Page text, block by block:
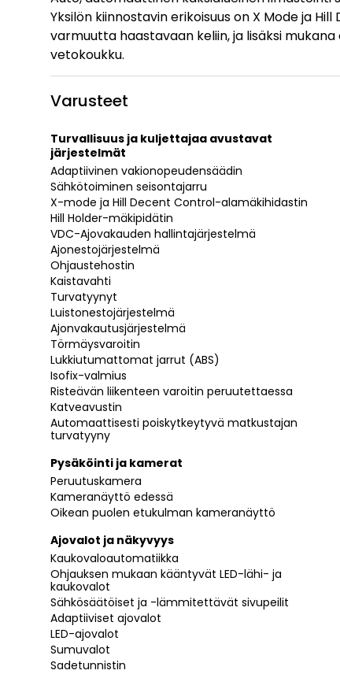
Yksilön kiinnostavin erikoisuus on X Mode ja
varmuutta haastavaan keliin, ja lisäksi
vetokoukku.
Varusteet
Turvallisuus ja kuljettajaa avustavat
järjestelmät
Adaptiivinen vakionopeudensäädin
Sähkötoiminen seisontajarru
X-mode ja Hill Decent Control-alamäkihidastin
Hill Holder-mäkipidätin
VDC-Ajovakauden hallintajärjestelmä
Ajonestojärjestelmä
Ohjaustehostin
Kaistavahti
Turvatyynyt
Luistonestojärjestelmä
Ajonvakautusjärjestelmä
Törmäysvaroitin
Lukkiutumattomat jarrut (ABS)
Isofix-valmius
Risteävän liikenteen varoitin peruutettaessa
Katveavustin
Automaattisesti poiskytkeytyvä matkustajan
turvatyyny
Pysäköinti ja kamerat
Peruutuskamera
Kameranäyttö edessä
Oikean puolen etukulman kameranäyttö
Ajovalot ja näkyvyys
Kaukovaloautomatiikka
Ohjauksen mukaan kääntyvät LED-lähi- ja
kaukovalot
Sähkösäätöiset ja -lämmitettävät sivupeilit
Adaptiiviset ajovalot
LED-ajovalot
Sumuvalot
Sadetunnistin